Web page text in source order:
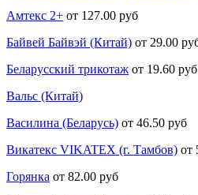
Амтекс 2+ от 127.00 руб
Байвей Байвэй (Китай) от 29.00
Беларусский трикотаж от 19.60 руб
Вальс (Китай)
Василина (Беларусь) от 46.50 руб
Викатекс VIKATEX (г. Тамбов) от
Горянка от 82.00 руб